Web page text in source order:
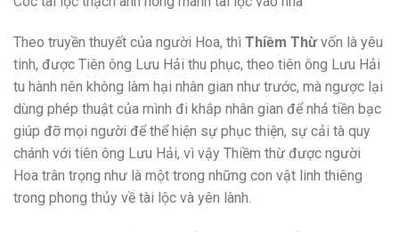
Theo truyền thuyết của người Hoa, thì Thiềm Thừvốn là yêu
tinh, được Tiên ông Lưu Hải thu phục, theo tiên ông Lưu Hải
tu hành nên không làm hại nhân gian như trước, mà ngược lại
dùng phép thuật của mình đi khắp nhân gian để nhả tiền bạc
giúp đỡ mọi người để thể hiện sự phục thiện, sự cải tà quy
chánh với tiên ông Lưu Hải, vì vậy Thiềm thừ được người
Hoa trân trọng như là một trong những con vật linh thiêng
trong phong thủy về tài lộc và yên lành.